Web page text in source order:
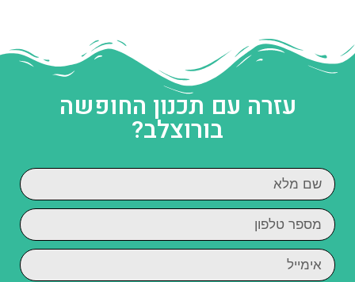
עזרה עם תכנון החופשה
בורוצלב?